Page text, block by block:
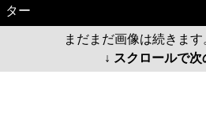
ター
まだまだ画像は続きます
↓ スクロールで次